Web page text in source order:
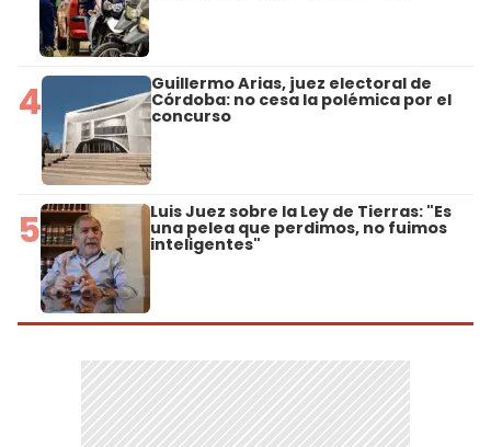
4 Guillermo Arias, juez electoral de
Córdoba: no cesa la polémica por el
concurso
5 Luis Juez sobre la Ley de Tierras: "Es
una pelea que perdimos, no fuimos
inteligentes"